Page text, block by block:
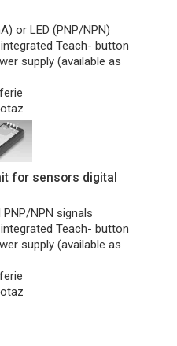
or LED (PNP/NPN)
Teach- button
supply (available as
for sensors digital
NPN signals
Teach- button
supply (available as